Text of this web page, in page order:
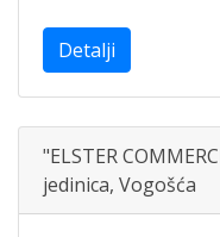
Detalji
"ELSTER
jedinica, Vogošća